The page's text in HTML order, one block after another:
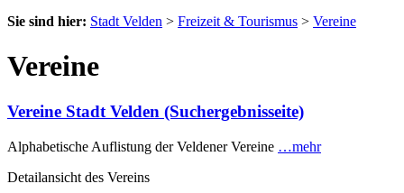
Sie sind hier: Stadt Velden > Freizeit & Tourismus > Vereine
Vereine
Vereine Stadt Velden (Suchergebnisseite)
Alphabetische Auflistung der Veldener Vereine …mehr
Detailansicht des Vereins